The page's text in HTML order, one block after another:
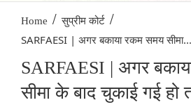
Home / सुप्रीम कोर्ट /
SARFAESI | अगर बकाया रकम समय सीमा...
SARFAESI | अगर
सीमा के बाद चुकाई गई हो